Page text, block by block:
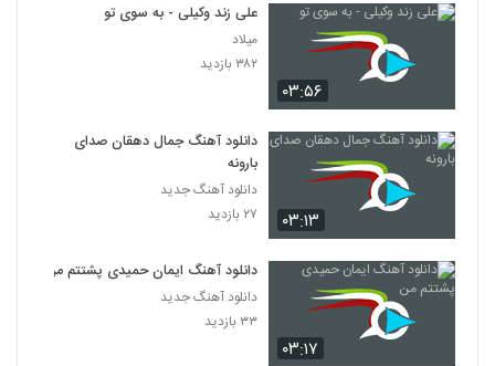
۰۳:۵۶
علی زند وکیلی - به سوی تو
میلاد
۳۸۲ بازدید
۰۳:۱۳
دانلود آهنگ جمال دهقان صدای
بارونه
دانلود آهنگ جدید
۲۷ بازدید
۰۳:۱۷
دانلود آهنگ ایمان حمیدی پشتتم من
دانلود آهنگ جدید
۳۳ بازدید